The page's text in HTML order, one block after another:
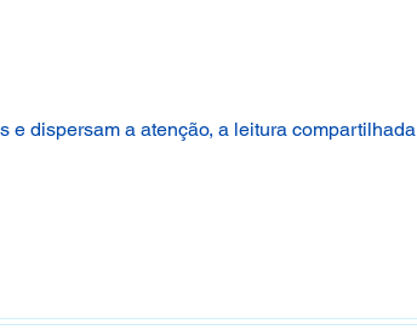
e dispersam a atenção, a leitura compartilhada